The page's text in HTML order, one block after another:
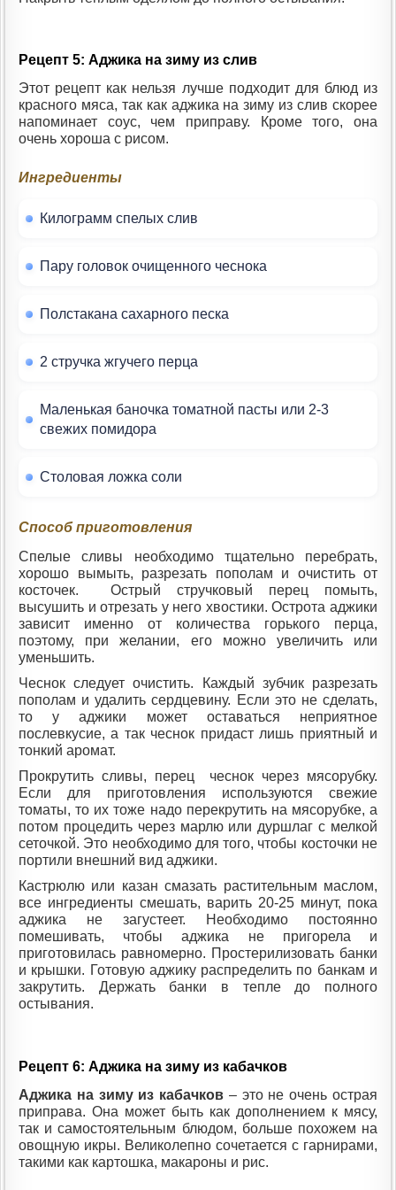
Рецепт 5: Аджика на зиму из слив
Этот рецепт как нельзя лучше подходит для блюд из
красного мяса, так как аджика на зиму из слив скорее
напоминает соус, чем приправу. Кроме того, она
очень хороша с рисом.
Ингредиенты
Килограмм спелых слив
Пару головок очищенного чеснока
Полстакана сахарного песка
2 стручка жгучего перца
Маленькая баночка томатной пасты или 2-3
свежих помидора
Столовая ложка соли
Способ приготовления
Спелые сливы необходимо тщательно перебрать,
хорошо вымыть, разрезать пополам и очистить от
косточек. Острый стручковый перец помыть,
высушить и отрезать у него хвостики. Острота аджики
зависит именно от количества горького перца,
поэтому, при желании, его можно увеличить или
уменьшить.
Чеснок следует очистить. Каждый зубчик разрезать
пополам и удалить сердцевину. Если это не сделать,
то у аджики может оставаться неприятное
послевкусие, а так чеснок придаст лишь приятный и
тонкий аромат.
Прокрутить сливы, перец чеснок через мясорубку.
Если для приготовления используются свежие
томаты, то их тоже надо перекрутить на мясорубке, а
потом процедить через марлю или дуршлаг с мелкой
сеточкой. Это необходимо для того, чтобы косточки не
портили внешний вид аджики.
Кастрюлю или казан смазать растительным маслом,
все ингредиенты смешать, варить 20-25 минут, пока
аджика не загустеет. Необходимо постоянно
помешивать, чтобы аджика не пригорела и
приготовилась равномерно. Простерилизовать банки
и крышки. Готовую аджику распределить по банкам и
закрутить. Держать банки в тепле до полного
остывания.
Рецепт 6: Аджика на зиму из кабачков
Аджика на зиму из кабачков – это не очень острая
приправа. Она может быть как дополнением к мясу,
так и самостоятельным блюдом, больше похожем на
овощную икры. Великолепно сочетается с гарнирами,
такими как картошка, макароны и рис.